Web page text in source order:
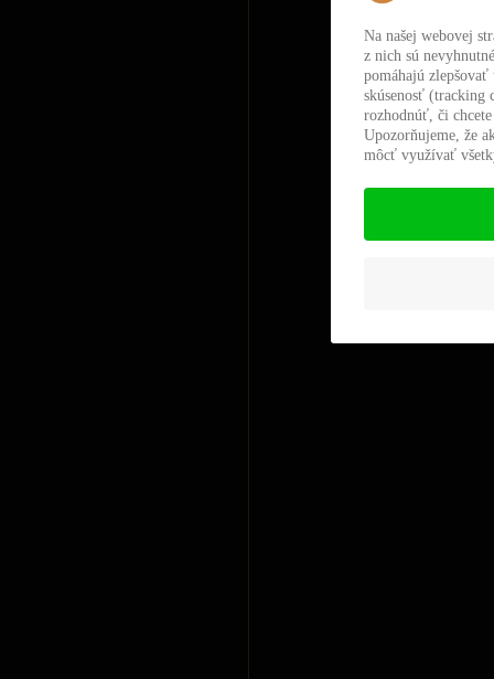
Na našej webovej
z nich sú
pomáhajú
skúsenosť (tracking
rozhodnúť, či
Upozorňujeme, že
môcť využívať